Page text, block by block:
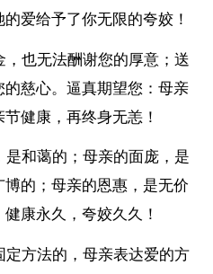
爱给予了你无限的夸姣！
也无法酬谢您的厚意；送
慈心。逼真期望您：母亲
健康，再终身无恙！
和蔼的；母亲的面庞，是
的；母亲的恩惠，是无价
康永久，夸姣久久！
方法的，母亲表达爱的方